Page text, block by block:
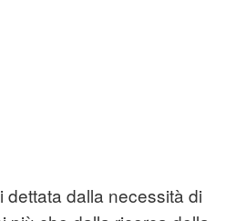
dettata dalla necessità di